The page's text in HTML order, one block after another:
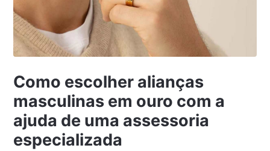
Como escolher alianças
masculinas em ouro com a
ajuda de uma assessoria
especializada